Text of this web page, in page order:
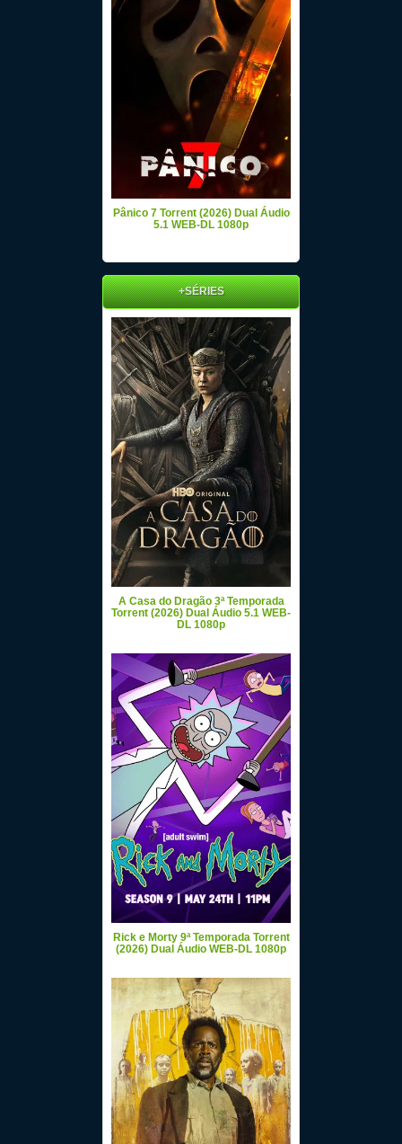
Pânico 7 Torrent (2026) Dual Áudio
5.1 WEB-DL 1080p
+SÉRIES
A Casa do Dragão 3ª Temporada
Torrent (2026) Dual Áudio 5.1 WEB-
DL 1080p
Rick e Morty 9ª Temporada Torrent
(2026) Dual Áudio WEB-DL 1080p